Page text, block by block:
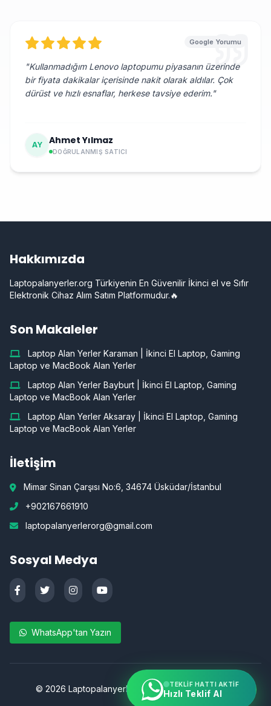
Google Yorumu
"Kullanmadığım Lenovo laptopumu piyasanın üzerinde
bir fiyata dakikalar içerisinde nakit olarak aldılar. Çok
dürüst ve hızlı esnaflar, herkese tavsiye ederim."
AY Ahmet Yılmaz
DOĞRULANMIŞ SATICI
Hakkımızda
Laptopalanyerler.org Türkiyenin En Güvenilir İkinci el ve Sıfır
Elektronik Cihaz Alım Satım Platformudur.🔥
Son Makaleler
Laptop Alan Yerler Karaman | İkinci El Laptop, Gaming
Laptop ve MacBook Alan Yerler
Laptop Alan Yerler Bayburt | İkinci El Laptop, Gaming
Laptop ve MacBook Alan Yerler
Laptop Alan Yerler Aksaray | İkinci El Laptop, Gaming
Laptop ve MacBook Alan Yerler
İletişim
Mimar Sinan Çarşısı No:6, 34674 Üsküdar/İstanbul
+902167661910
laptopalanyerlerorg@gmail.com
Sosyal Medya
WhatsApp'tan Yazın
© 2026 Laptopalanyerler.org | Tüm hakları saklıdır.
TEKLIF HATTI AKTIF
Hızlı Teklif Al